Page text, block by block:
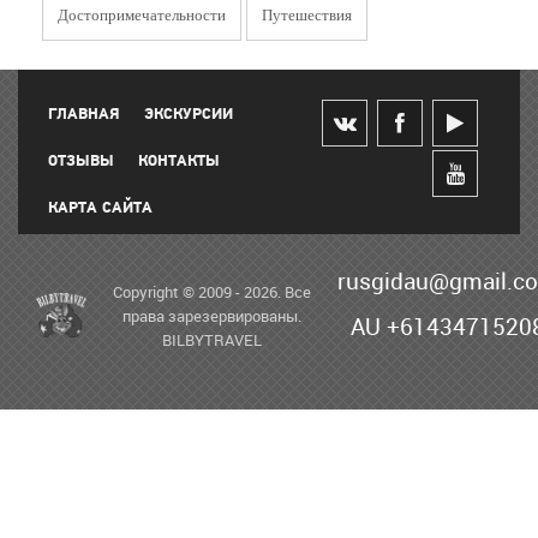
Достопримечательности Путешествия
ГЛАВНАЯ ЭКСКУРСИИ
ОТЗЫВЫ КОНТАКТЫ
КАРТА САЙТА
Copyright © 2009 - 2026. Все
права зарезервированы.
BILBYTRAVEL
AU